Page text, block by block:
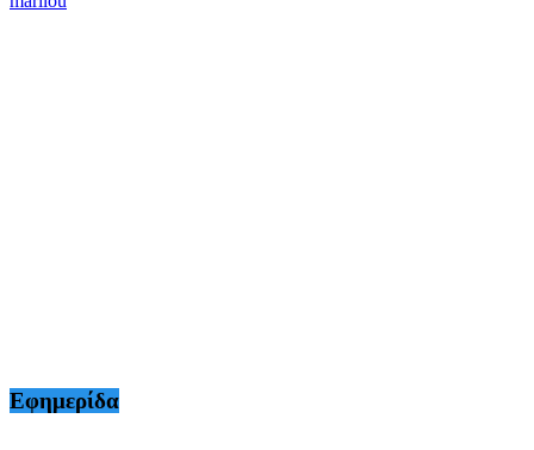
Εφημερίδα